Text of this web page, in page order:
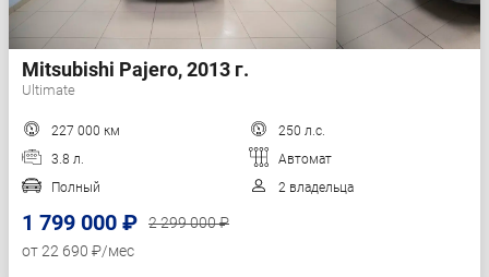
Mitsubishi Pajero, 2013 г.
Ultimate
227 000 км
250 л.с.
3.8 л.
Автомат
Полный
2 владельца
1 799 000 ₽
2 299 000 ₽
от 22 690 ₽/мес